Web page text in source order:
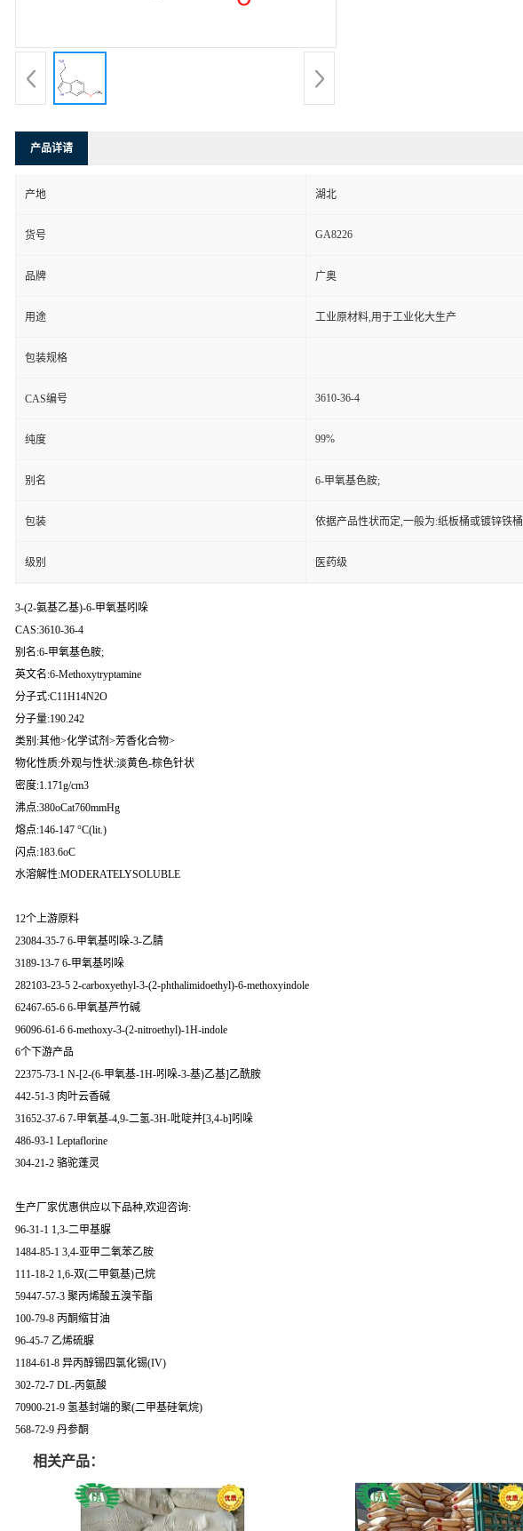
产品详请
产地 湖北
货号 GA8226
品牌 广奥
用途 工业原材料,用于工业化大生产
包装规格
CAS编号 3610-36-4
纯度 99%
别名 6-甲氧基色胺;
包装 依据产品性状而定,一般为:纸板桶或镀锌铁桶
级别 医药级
3-(2-氨基乙基)-6-甲氧基吲哚
CAS:3610-36-4
别名:6-甲氧基色胺;
英文名:6-Methoxytryptamine
分子式:C11H14N2O
分子量:190.242
类别:其他>化学试剂>芳香化合物>
物化性质:外观与性状:淡黄色-棕色针状
密度:1.171g/cm3
沸点:380oCat760mmHg
熔点:146-147 °C(lit.)
闪点:183.6oC
水溶解性:MODERATELYSOLUBLE
12个上游原料
23084-35-7 6-甲氧基吲哚-3-乙腈
3189-13-7 6-甲氧基吲哚
282103-23-5 2-carboxyethyl-3-(2-phthalimidoethyl)-6-methoxyindole
62467-65-6 6-甲氧基芦竹碱
96096-61-6 6-methoxy-3-(2-nitroethyl)-1H-indole
6个下游产品
22375-73-1 N-[2-(6-甲氧基-1H-吲哚-3-基)乙基]乙酰胺
442-51-3 肉叶云香碱
31652-37-6 7-甲氧基-4,9-二氢-3H-吡啶并[3,4-b]吲哚
486-93-1 Leptaflorine
304-21-2 骆驼蓬灵
生产厂家优惠供应以下品种,欢迎咨询:
96-31-1 1,3-二甲基脲
1484-85-1 3,4-亚甲二氧苯乙胺
111-18-2 1,6-双(二甲氨基)己烷
59447-57-3 聚丙烯酸五溴苄酯
100-79-8 丙酮缩甘油
96-45-7 乙烯硫脲
1184-61-8 异丙醇锡四氯化锡(IV)
302-72-7 DL-丙氨酸
70900-21-9 氢基封端的聚(二甲基硅氧烷)
568-72-9 丹参酮
相关产品：